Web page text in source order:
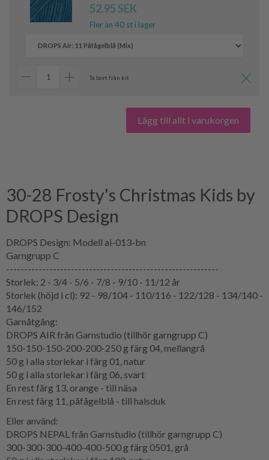
52.95 SEK
Fler än 40 st i lager
Ta bort från kit
Lägg till allt i varukorgen
30-28 Frosty's Christmas Kids by
DROPS Design
DROPS Design: Modell ai-013-bn
Garngrupp C
-----------------------------------------------------------
Storlek: 2 - 3/4 - 5/6 - 7/8 - 9/10 - 11/12 år
Storlek (höjd i cl): 92 - 98/104 - 110/116 - 122/128 - 134/140 -
146/152
Garnåtgång:
DROPS AIR från Garnstudio (tillhör garngrupp C)
150-150-150-200-200-250 g färg 04, mellangrå
50 g i alla storlekar i färg 01, natur
50 g i alla storlekar i färg 06, svart
En rest färg 13, orange - till näsa
En rest färg 11, påfågelblå - till halsduk
Eller använd:
DROPS NEPAL från Garnstudio (tillhör garngrupp C)
300-300-300-400-400-500 g färg 0501, grå